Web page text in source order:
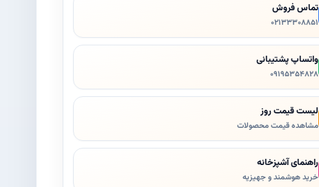
تماس فروش
۰۲۱٣۳۳۰۸۸۵۱
واتساپ پشتیبانی
۰۹۱۹۵۳۵۴۸۲۸
لیست قیمت روز
مشاهده قیمت محصولات
راهنمای آشپزخانه
خرید هوشمند و جهیزیه